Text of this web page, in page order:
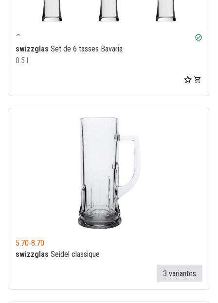
check_circle
swizzglas Set de 6 tasses Bavaria
0.5 l
5.70-8.70
swizzglas Seidel classique
3 variantes